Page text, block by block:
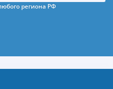
региона РФ